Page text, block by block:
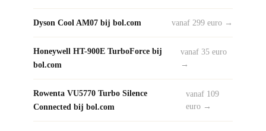
Dyson Cool AM07 bij bol.com vanaf 299 euro →
Honeywell HT-900E TurboForce bij
bol.com
vanaf 35 euro
→
Rowenta VU5770 Turbo Silence
Connected bij bol.com
vanaf 109
euro →